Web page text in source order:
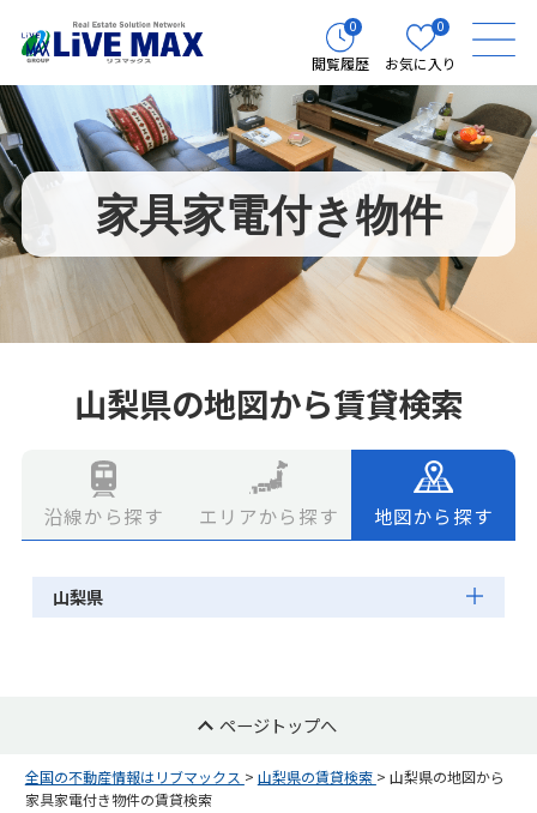
0
閲覧履歴
0
お気に入り
家具家電付き物件
山梨県の地図から賃貸検索
沿線から探す エリアから探す 地図から探す
山梨県
ページトップへ
全国の不動産情報はリブマックス > 山梨県の賃貸検索 > 山梨県の地図から
家具家電付き物件の賃貸検索